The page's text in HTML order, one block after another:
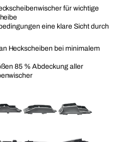
für wichtige
eine klare Sicht durch
Heckscheiben bei minimalem
85 % Abdeckung aller